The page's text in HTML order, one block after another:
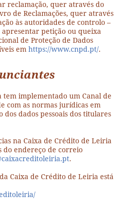
reclamação, quer através do
de Reclamações, quer através
às autoridades de controlo –
petição ou queixa
de Proteção de Dados
em https://www.cnpd.pt/.
tem implementado um Canal de
com as normas jurídicas em
dados pessoais dos titulares
na Caixa de Crédito de Leiria
do endereço de correio
.
Caixa de Crédito de Leiria está